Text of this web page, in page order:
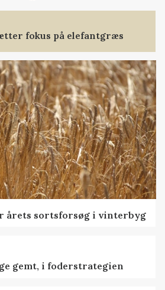
fokus på elefantgræs
årets sortsforsøg i vinterbyg
gemt, i foderstrategien